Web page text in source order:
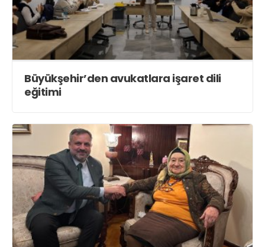
Büyükşehir’den avukatlara işaret dili
eğitimi